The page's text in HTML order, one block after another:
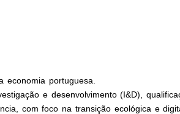
economia portuguesa.
e desenvolvimento (I&D),
com foco na transição ecológica e